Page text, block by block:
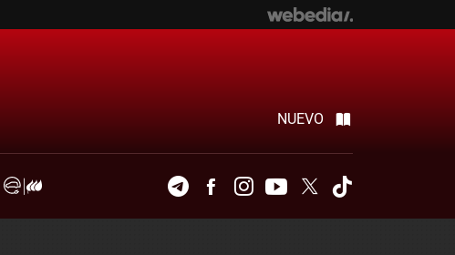
NUEVO
TelegramFacebookInstagramYoutubeTwitter